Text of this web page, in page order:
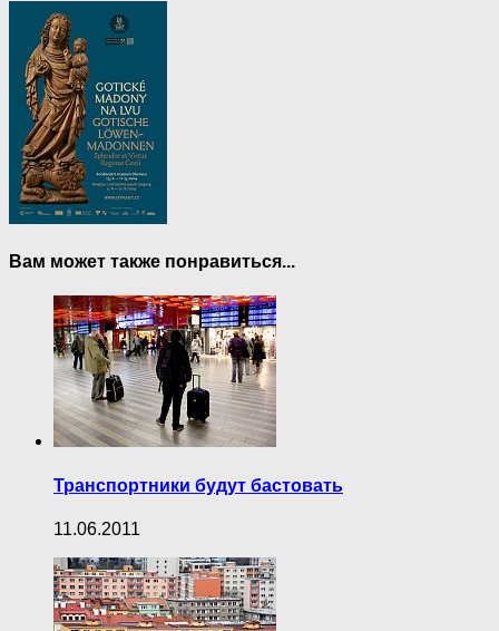
Вам может также понравиться...
Транспортники будут бастовать
11.06.2011